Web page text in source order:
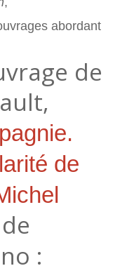
abordant
de
de
: